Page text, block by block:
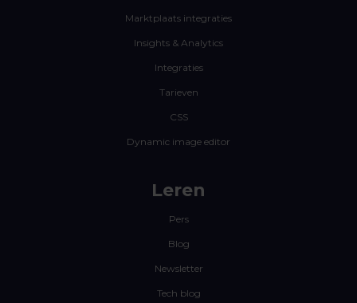
Marktplaats integraties
Insights & Analytics
Integraties
Tarieven
CSS
Dynamic image editor
Leren
Pers
Blog
Newsletter
Tech blog